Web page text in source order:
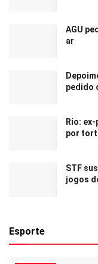
AGU
ar
pedido
Rio:
por
STF
jogos
Esporte